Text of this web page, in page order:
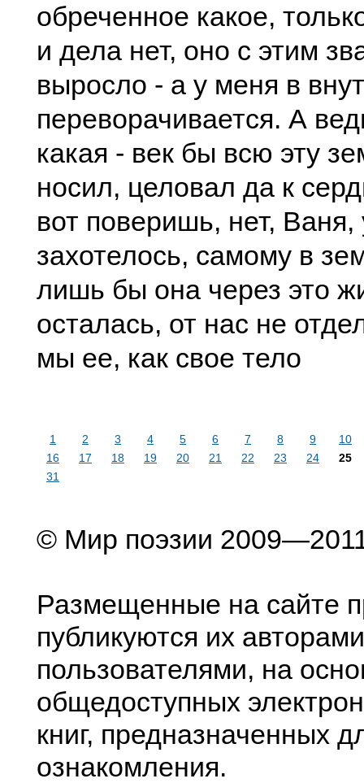
обреченное какое,
и дела нет, оно с этим
выросло - а у меня в
переворачивается. А
какая - век бы всю эту
носил, целовал да к
вот поверишь, нет, Ваня,
захотелось, самому в
лишь бы она через это
осталась, от нас не
мы ее, как свое тело
1 2 3 4 5 6 7 8 9
10
16
17 18 19 20 21 22 23 24
25
31
© Мир поэзии
Размещенные на сайте
публикуются их
пользователями, на
общедоступных
книг, предназначенных
ознакомления.